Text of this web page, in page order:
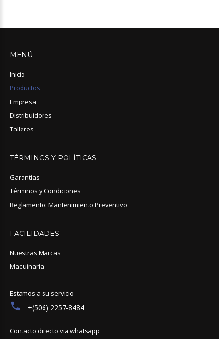
MENÚ
Inicio
Productos
Empresa
Distribuidores
Talleres
TÉRMINOS Y POLÍTICAS
Garantías
Términos y Condiciones
Reglamento: Mantenimiento Preventivo
FACILIDADES
Nuestras Marcas
Maquinaría
Estamos a su servicio
+(506) 2257-8484
Contacto directo via whatsapp